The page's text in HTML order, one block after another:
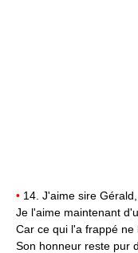
• 14. J'aime sire
Je l'aime maintenant
Car ce qui l'a frappé ne
Son honneur reste pur